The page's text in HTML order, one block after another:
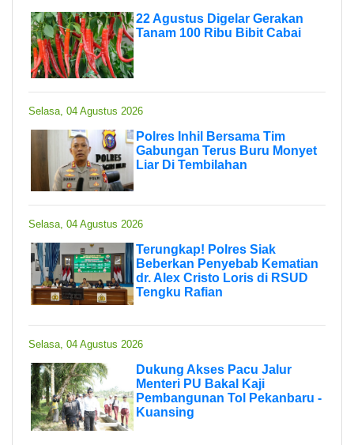
22 Agustus Digelar Gerakan
Tanam 100 Ribu Bibit Cabai
Selasa, 04 Agustus 2026
Polres Inhil Bersama Tim
Gabungan Terus Buru Monyet
Liar Di Tembilahan
Selasa, 04 Agustus 2026
Terungkap! Polres Siak
Beberkan Penyebab Kematian
dr. Alex Cristo Loris di RSUD
Tengku Rafian
Selasa, 04 Agustus 2026
Dukung Akses Pacu Jalur
Menteri PU Bakal Kaji
Pembangunan Tol Pekanbaru -
Kuansing